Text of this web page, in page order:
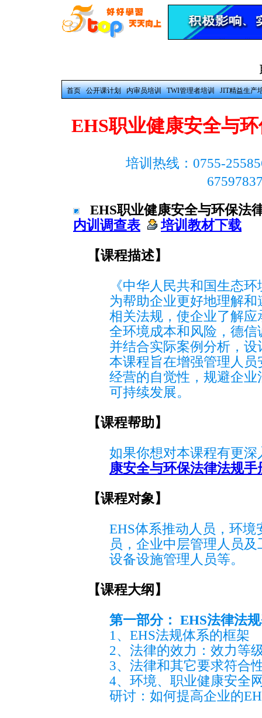
首页 公开课计划 内审员培训 TWI管理者培训 JIT精益生产
EHS职业健康安全与
培训热线：0755-
EHS职业健康安全与环保
内训调查表
培训教材下载
【课程描述】
《中华人民共和国生态
为帮助企业更好地理解
相关法规，使企业了解
全环境成本和风险，德
并结合实际案例分析，
本课程旨在增强管理人
经营的自觉性，规避企
可持续发展。
【课程帮助】
如果你想对本课程有更
康安全与环保法律法规手
【课程对象】
EHS体系推动人员，环
员，企业中层管理人员
设备设施管理人员等。
【课程大纲】
第一部分： EHS法律法
1、EHS法规体系的框架
2、法律的效力：效力等
3、法律和其它要求符合
4、环境、职业健康安全
研讨：如何提高企业的